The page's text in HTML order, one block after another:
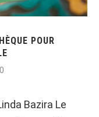
POUR
Bazira Le